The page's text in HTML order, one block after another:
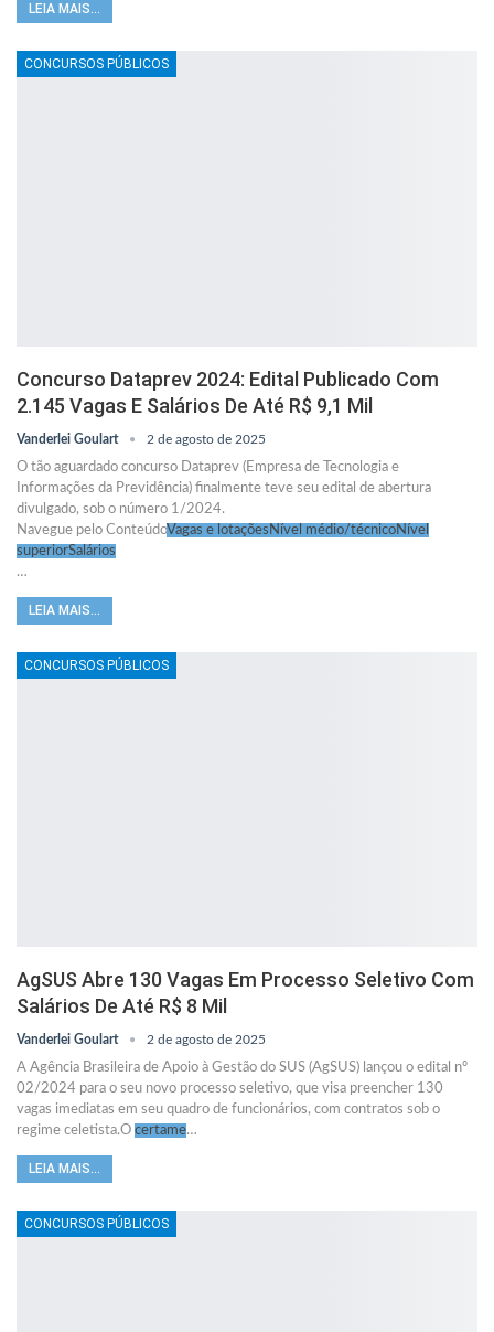
LEIA MAIS...
CONCURSOS PÚBLICOS
Concurso Dataprev 2024: Edital Publicado Com
2.145 Vagas E Salários De Até R$ 9,1 Mil
Vanderlei Goulart 2 de agosto de 2025
O tão aguardado concurso Dataprev (Empresa de Tecnologia e
Informações da Previdência) finalmente teve seu edital de abertura
divulgado, sob o número 1/2024.
Navegue pelo ConteúdoVagas e lotações Nível médio/técnicoNível
superiorSalários
…
LEIA MAIS...
CONCURSOS PÚBLICOS
AgSUS Abre 130 Vagas Em Processo Seletivo Com
Salários De Até R$ 8 Mil
Vanderlei Goulart 2 de agosto de 2025
A Agência Brasileira de Apoio à Gestão do SUS (AgSUS) lançou o edital nº
02/2024 para o seu novo processo seletivo, que visa preencher 130
vagas imediatas em seu quadro de funcionários, com contratos sob o
regime celetista.O certame…
LEIA MAIS...
CONCURSOS PÚBLICOS